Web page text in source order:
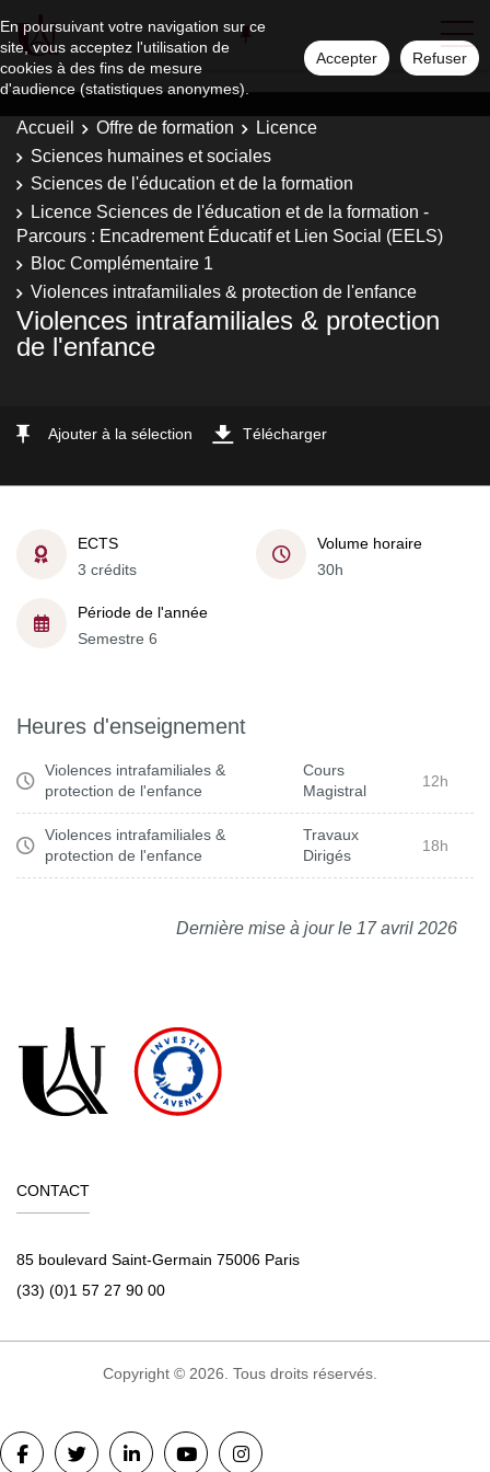
En poursuivant votre navigation sur ce
site, vous acceptez l'utilisation de
cookies à des fins de mesure
d'audience (statistiques anonymes).
Accepter Refuser
Accueil Offre de formation
Licence
Sciences humaines et sociales
Sciences de l'éducation et de la formation
Licence Sciences de l'éducation et de la formation -
Parcours : Encadrement Éducatif et Lien Social (EELS)
Bloc Complémentaire 1
Violences intrafamiliales & protection de l'enfance
Violences intrafamiliales & protection
de l'enfance
Ajouter à la sélection Télécharger
ECTS
3 crédits
Volume horaire
30h
Période de l'année
Semestre 6
Heures d'enseignement
Violences intrafamiliales &
protection de l'enfance
Cours
Magistral
12h
Violences intrafamiliales &
protection de l'enfance
Travaux
Dirigés
18h
Dernière mise à jour le 17 avril 2026
CONTACT
85 boulevard Saint-Germain 75006 Paris
(33) (0)1 57 27 90 00
Copyright © 2026. Tous droits réservés.